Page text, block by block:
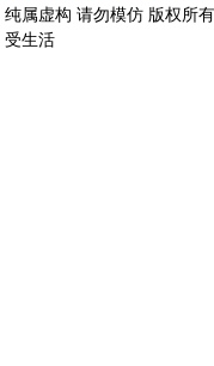
纯属虚构 请勿模仿 版权所
受生活